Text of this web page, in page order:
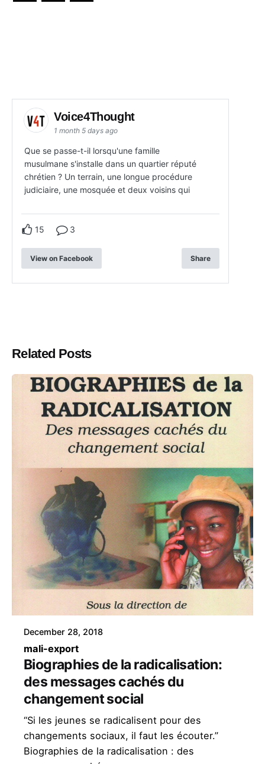
Voice4Thought
1 month 5 days ago
Que se passe-t-il lorsqu'une famille
musulmane s'installe dans un quartier réputé
chrétien ? Un terrain, une longue procédure
judiciaire, une mosquée et deux voisins qui
15 3
View on Facebook Share
Related Posts
December 28, 2018
mali-export
Biographies de la radicalisation:
des messages cachés du
changement social
“Si les jeunes se radicalisent pour des
changements sociaux, il faut les écouter.”
Biographies de la radicalisation : des